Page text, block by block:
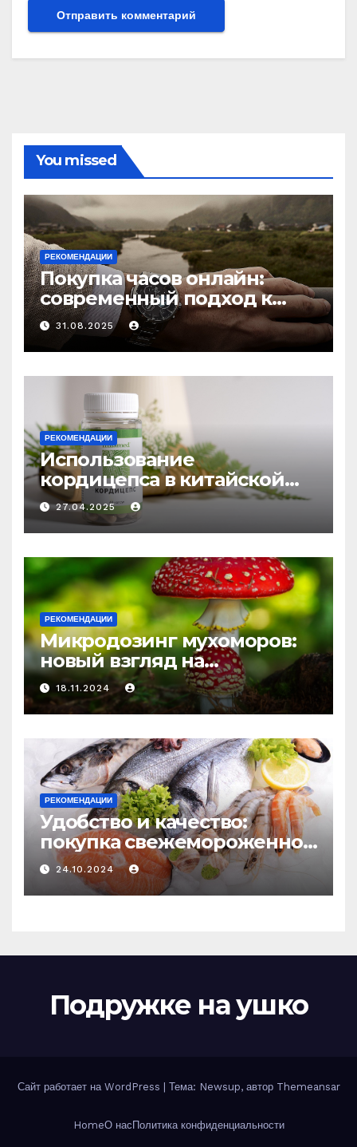
You missed
РЕКОМЕНДАЦИИ
Покупка часов онлайн:
современный подход к
выбору аксессуаров
31.08.2025
РЕКОМЕНДАЦИИ
Использование
кордицепса в китайской
медицине: природное
средство против усталости
и истощения
27.04.2025
РЕКОМЕНДАЦИИ
Микродозинг мухоморов:
новый взгляд на
психоделику
18.11.2024
РЕКОМЕНДАЦИИ
Удобство и качество:
покупка свежемороженной
рыбы онлайн
24.10.2024
Подружке на ушко
Сайт работает на WordPress | Тема: Newsup, автор Themeansar
HomeО нас Политика конфиденциальности